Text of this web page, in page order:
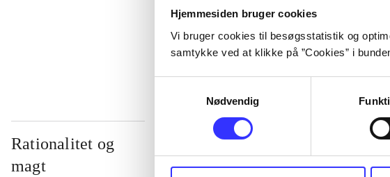
Hjemmesiden bruger cookies
Vi bruger cookies til besøgsstatistik og
samtykke ved at klikke på ”Cookies” i
Nødvendig
...
Rationalitet og
magt